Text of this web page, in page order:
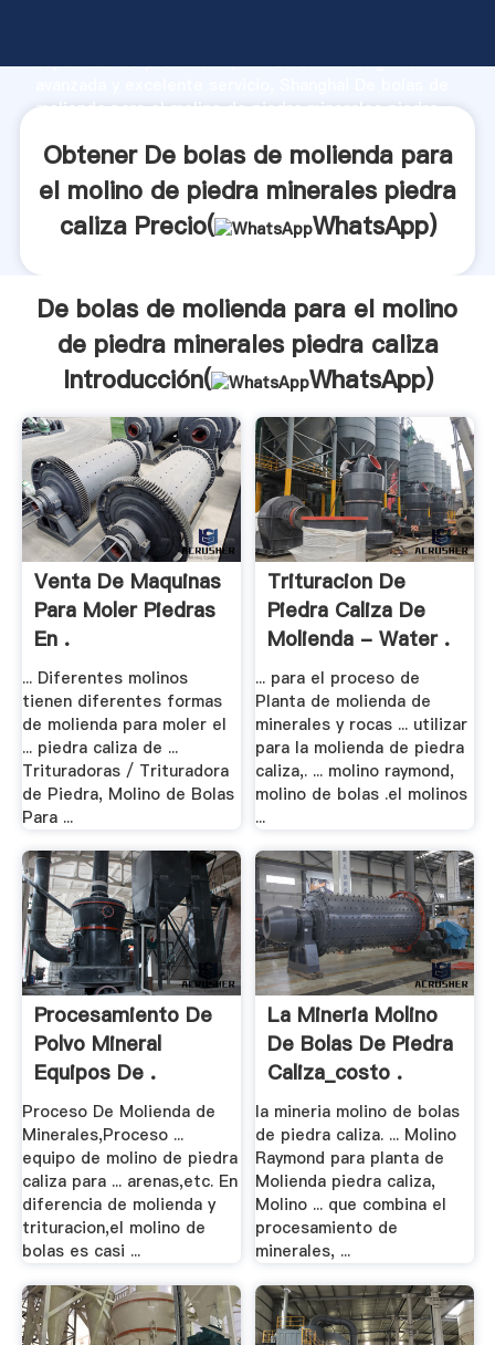
capacidad de producción, fuerza de investigación
molienda para el molino de piedra minerales piedra
todos los clientes.
Obtener De bolas de molienda para
el molino de piedra minerales piedra
caliza Precio(
WhatsApp)
De bolas de molienda para el molino
de piedra minerales piedra caliza
Introducción(
WhatsApp)
Venta De Maquinas
Para Moler Piedras
En .
... Diferentes molinos
tienen diferentes formas
de molienda para moler el
... piedra caliza de ...
Trituradoras / Trituradora
de Piedra, Molino de Bolas
Para ...
Trituracion De
Piedra Caliza De
Molienda - Water .
... para el proceso de
Planta de molienda de
minerales y rocas ... utilizar
para la molienda de piedra
caliza,. ... molino raymond,
molino de bolas .el molinos
...
Procesamiento De
Polvo Mineral
Equipos De .
Proceso De Molienda de
Minerales,Proceso ...
equipo de molino de piedra
caliza para ... arenas,etc. En
diferencia de molienda y
trituracion,el molino de
bolas es casi ...
La Mineria Molino
De Bolas De Piedra
Caliza_costo .
la mineria molino de bolas
de piedra caliza. ... Molino
Raymond para planta de
Molienda piedra caliza,
Molino ... que combina el
procesamiento de
minerales, ...